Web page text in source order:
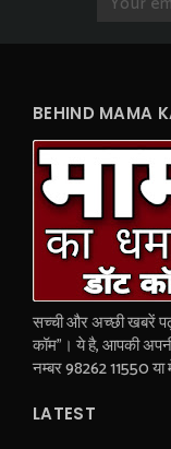
BEHIND MAMA
सच्ची और अच्छी खबरें
कॉम"। ये है, आपकी
नम्बर 98262 11550
LATEST